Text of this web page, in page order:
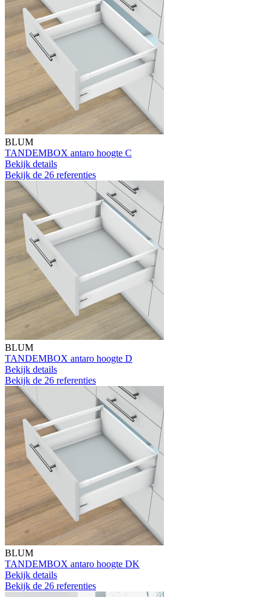
BLUM
TANDEMBOX antaro hoogte C
Bekijk details
Bekijk de 26 referenties
BLUM
TANDEMBOX antaro hoogte D
Bekijk details
Bekijk de 26 referenties
BLUM
TANDEMBOX antaro hoogte DK
Bekijk details
Bekijk de 26 referenties